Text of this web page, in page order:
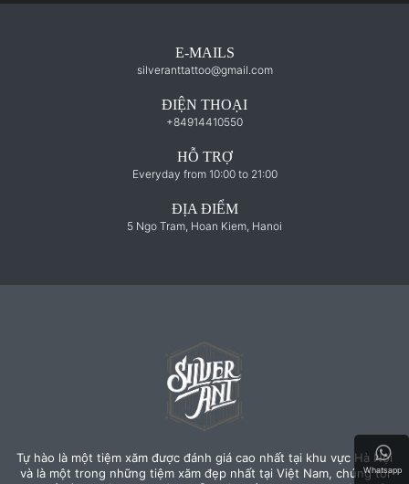
E-MAILS
silveranttattoo@gmail.com
ĐIỆN THOẠI
+84914410550
HỖ TRỢ
Everyday from 10:00 to 21:00
ĐỊA ĐIỂM
5 Ngo Tram, Hoan Kiem, Hanoi
Tự hào là một tiệm xăm được đánh giá cao nhất tại khu vực Hà Nội
và là một trong những tiệm xăm đẹp nhất tại Việt Nam, chúng tôi
Whatsapp